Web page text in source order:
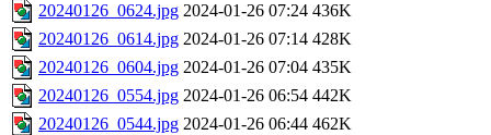
20240126_0624.jpg 2024-01-26 07:24 436K
20240126_0614.jpg 2024-01-26 07:14 428K
20240126_0604.jpg 2024-01-26 07:04 435K
20240126_0554.jpg 2024-01-26 06:54 442K
20240126_0544.jpg 2024-01-26 06:44 462K